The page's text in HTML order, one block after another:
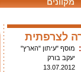
לצרפתית
מוסף "עיתון "הארץ"
יעקב בורק
13.07.2012